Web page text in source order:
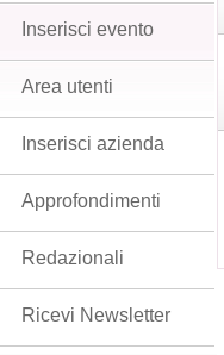
Inserisci evento
Area utenti
Inserisci azienda
Approfondimenti
Redazionali
Ricevi Newsletter